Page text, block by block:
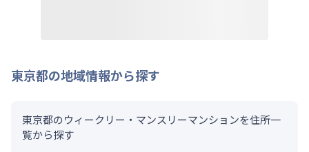
東京都の地域情報から探す
東京都のウィークリー・マンスリーマンションを住所一
覧から探す